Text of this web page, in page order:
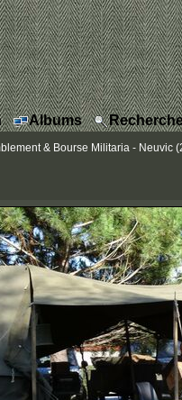
Albums
& Bourse Militaria - Neuvic